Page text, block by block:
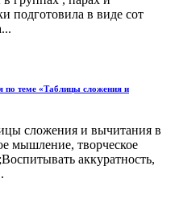
подготовила в виде сот
по теме «Таблицы сложения и
сложения и вычитания в
мышление, творческое
аккуратность,